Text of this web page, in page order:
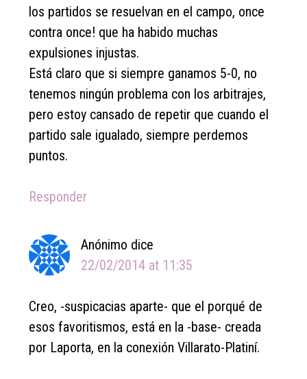
los partidos se resuelvan en el campo, once
contra once! que ha habido muchas
expulsiones injustas.
Está claro que si siempre ganamos 5-0, no
tenemos ningún problema con los arbitrajes,
pero estoy cansado de repetir que cuando el
partido sale igualado, siempre perdemos
puntos.
Responder
Anónimo dice
22/02/2014 at 11:35
Creo, -suspicacias aparte- que el porqué de
esos favoritismos, está en la -base- creada
por Laporta, en la conexión Villarato-Platiní.